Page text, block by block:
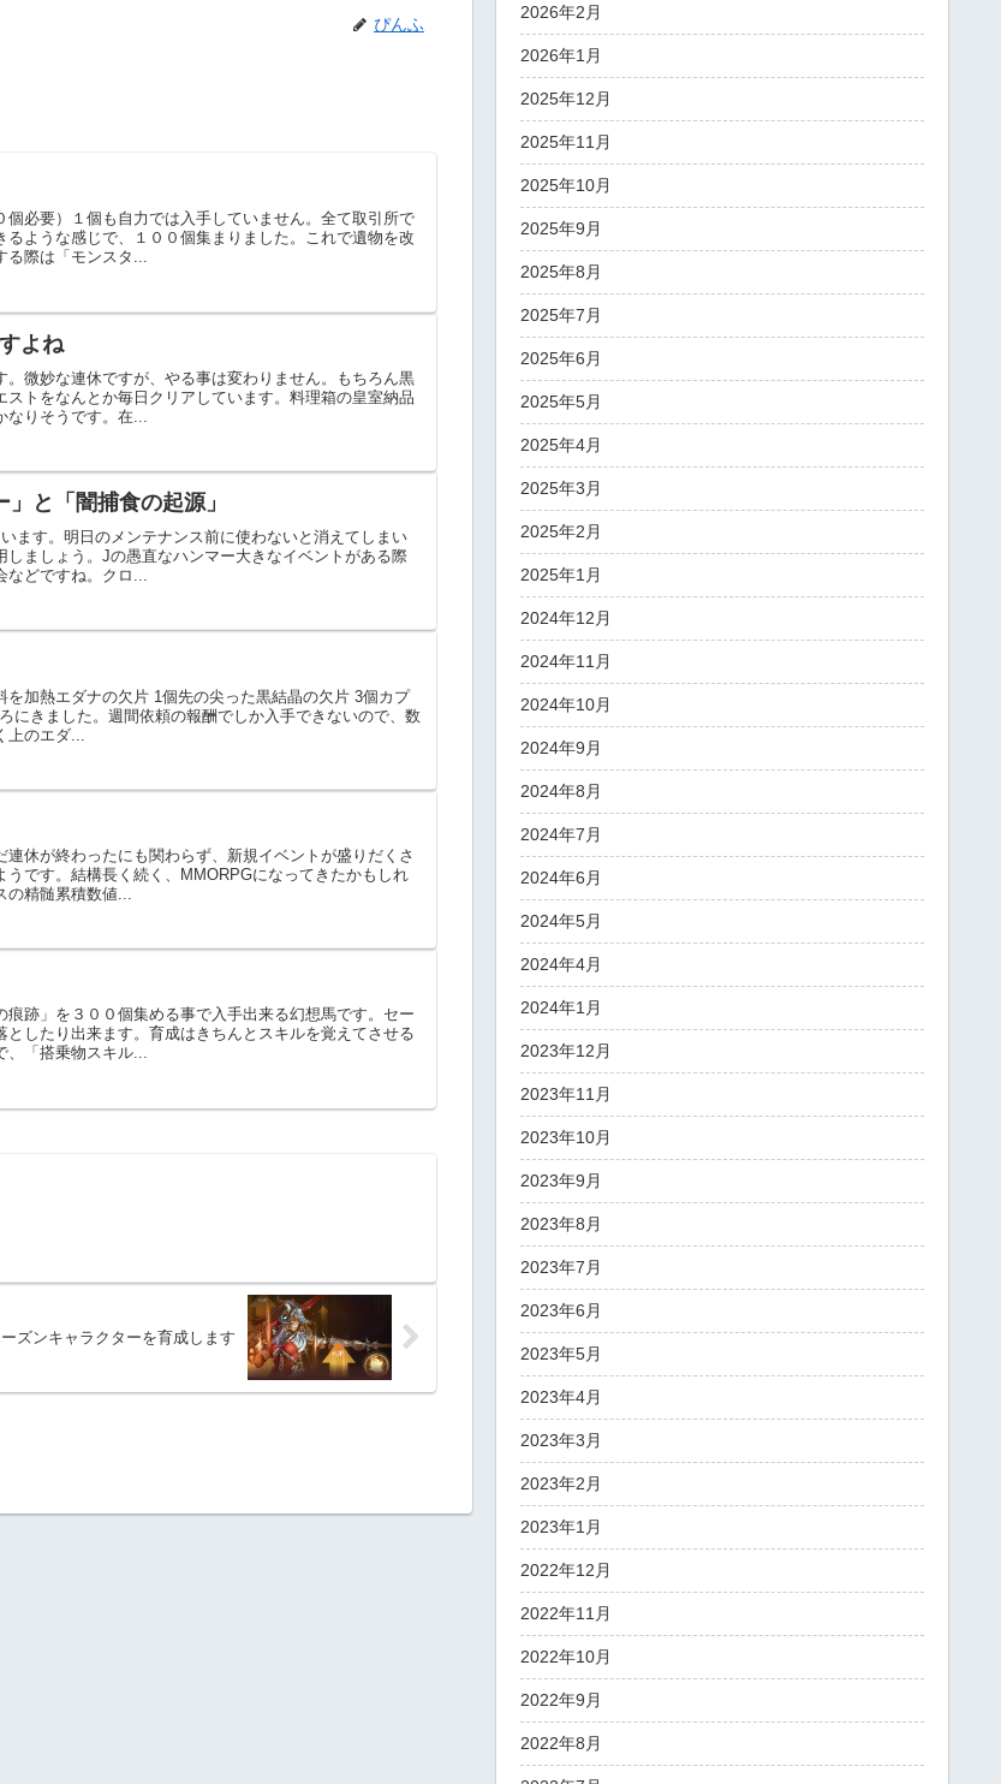
ぴんふ
個必要）１個も自力では入手していません。全て取引所で
ような感じで、１００個集まりました。これで遺物を改
る際は「モンスタ...
よね
。微妙な連休ですが、やる事は変わりません。もちろん黒
トをなんとか毎日クリアしています。料理箱の皇室納品
りそうです。在...
と「闇捕食の起源」
ます。明日のメンテナンス前に使わないと消えてしまい
ましょう。Jの愚直なハンマー大きなイベントがある際
などですね。クロ...
を加熱エダナの欠片 1個先の尖った黒結晶の欠片 3個カプ
にきました。週間依頼の報酬でしか入手できないので、数
のエダ...
休が終わったにも関わらず、新規イベントが盛りだくさ
です。結構長く続く、MMORPGになってきたかもしれ
精髄累積数値...
跡」を３００個集める事で入手出来る幻想馬です。セー
したり出来ます。育成はきちんとスキルを覚えてさせる
、「搭乗物スキル...
ズンキャラクターを育成します
2026年2月
2026年1月
2025年12月
2025年11月
2025年10月
2025年9月
2025年8月
2025年7月
2025年6月
2025年5月
2025年4月
2025年3月
2025年2月
2025年1月
2024年12月
2024年11月
2024年10月
2024年9月
2024年8月
2024年7月
2024年6月
2024年5月
2024年4月
2024年1月
2023年12月
2023年11月
2023年10月
2023年9月
2023年8月
2023年7月
2023年6月
2023年5月
2023年4月
2023年3月
2023年2月
2023年1月
2022年12月
2022年11月
2022年10月
2022年9月
2022年8月